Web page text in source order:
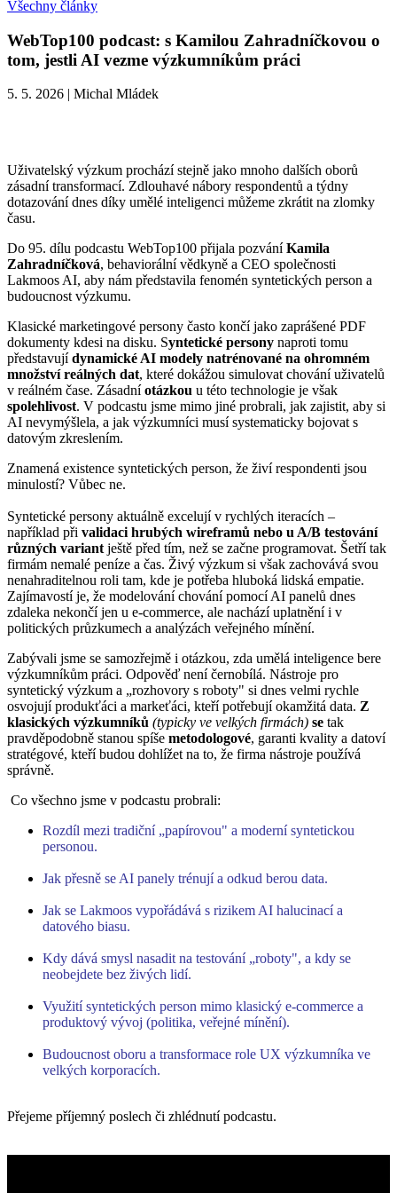
Všechny články
WebTop100 podcast: s Kamilou Zahradníčkovou o
tom, jestli AI vezme výzkumníkům práci
5. 5. 2026 | Michal Mládek
Uživatelský výzkum prochází stejně jako mnoho dalších oborů
zásadní transformací. Zdlouhavé nábory respondentů a týdny
dotazování dnes díky umělé inteligenci můžeme zkrátit na zlomky
času.
Do 95. dílu podcastu WebTop100 přijala pozváníKamila
Zahradníčková, behaviorální vědkyně a CEO společnosti
Lakmoos AI, aby nám představila fenomén syntetických person a
budoucnost výzkumu.
Klasické marketingové persony často končí jako zaprášené PDF
dokumenty kdesi na disku. Syntetické persony naproti tomu
představujídynamické AI modely natrénované na ohromném
množství reálných dat, které dokážou simulovat chování uživatelů
v reálném čase. Zásadníotázkou u této technologie je však
spolehlivost. V podcastu jsme mimo jiné probrali, jak zajistit, aby si
AI nevymýšlela, a jak výzkumníci musí systematicky bojovat s
datovým zkreslením.
Znamená existence syntetických person, že živí respondenti jsou
minulostí? Vůbec ne.
Syntetické persony aktuálně excelují v rychlých iteracích –
například při validaci hrubých wireframů nebo u A/B testování
různých variantještě před tím, než se začne programovat. Šetří tak
firmám nemalé peníze a čas. Živý výzkum si však zachovává svou
nenahraditelnou roli tam, kde je potřeba hluboká lidská empatie.
Zajímavostí je, že modelování chování pomocí AI panelů dnes
zdaleka nekončí jen u e-commerce, ale nachází uplatnění i v
politických průzkumech a analýzách veřejného mínění.
Zabývali jsme se samozřejmě i otázkou, zda umělá inteligence bere
výzkumníkům práci. Odpověď není černobílá. Nástroje pro
syntetický výzkum a „rozhovory s roboty" si dnes velmi rychle
osvojují produkťáci a markeťáci, kteří potřebují okamžitá data. Z
klasických výzkumníků (typicky ve velkých firmách) se tak
pravděpodobně stanou spíše metodologové, garanti kvality a datoví
stratégové, kteří budou dohlížet na to, že firma nástroje používá
správně.
Co všechno jsme v podcastu probrali:
Rozdíl mezi tradiční „papírovou" a moderní syntetickou
personou.
Jak přesně se AI panely trénují a odkud berou data.
Jak se Lakmoos vypořádává s rizikem AI halucinací a
datového biasu.
Kdy dává smysl nasadit na testování „roboty", a kdy se
neobejdete bez živých lidí.
Využití syntetických person mimo klasický e-commerce a
produktový vývoj (politika, veřejné mínění).
Budoucnost oboru a transformace role UX výzkumníka ve
velkých korporacích.
Přejeme příjemný poslech či zhlédnutí podcastu.